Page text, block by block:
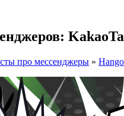
про мессенджеры »